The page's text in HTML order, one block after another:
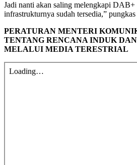
Jadi nanti akan saling melengkapi
infrastrukturnya sudah tersedia,”
PERATURAN MENTERI
TENTANG RENCANA INDUK
MELALUI MEDIA TERESTRIAL